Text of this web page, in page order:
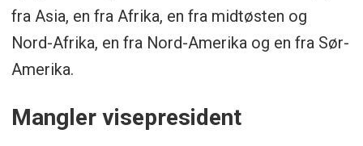
fra Asia, en fra Afrika, en fra midtøsten og
Nord-Afrika, en fra Nord-Amerika og en fra Sør-
Amerika.
Mangler visepresident